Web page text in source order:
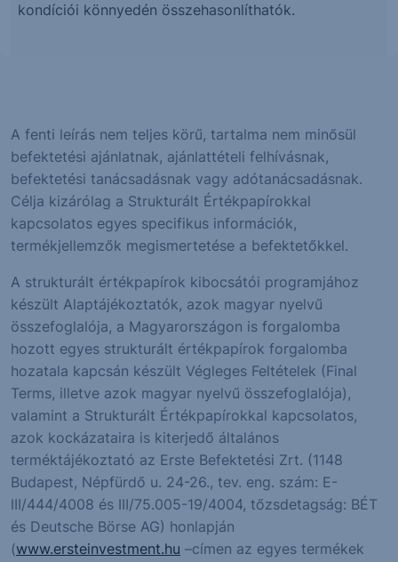
kondíciói könnyedén összehasonlíthatók.
A fenti leírás nem teljes körű, tartalma nem minősül
befektetési ajánlatnak, ajánlattételi felhívásnak,
befektetési tanácsadásnak vagy adótanácsadásnak.
Célja kizárólag a Strukturált Értékpapírokkal
kapcsolatos egyes specifikus információk,
termékjellemzők megismertetése a befektetőkkel.
A strukturált értékpapírok kibocsátói programjához
készült Alaptájékoztatók, azok magyar nyelvű
összefoglalója, a Magyarországon is forgalomba
hozott egyes strukturált értékpapírok forgalomba
hozatala kapcsán készült Végleges Feltételek (Final
Terms, illetve azok magyar nyelvű összefoglalója),
valamint a Strukturált Értékpapírokkal kapcsolatos,
azok kockázataira is kiterjedő általános
terméktájékoztató az Erste Befektetési Zrt. (1148
Budapest, Népfürdő u. 24-26., tev. eng. szám: E-
III/444/4008 és III/75.005-19/4004, tőzsdetagság: BÉT
és Deutsche Börse AG) honlapján
(www.ersteinvestment.hu –címen az egyes termékek